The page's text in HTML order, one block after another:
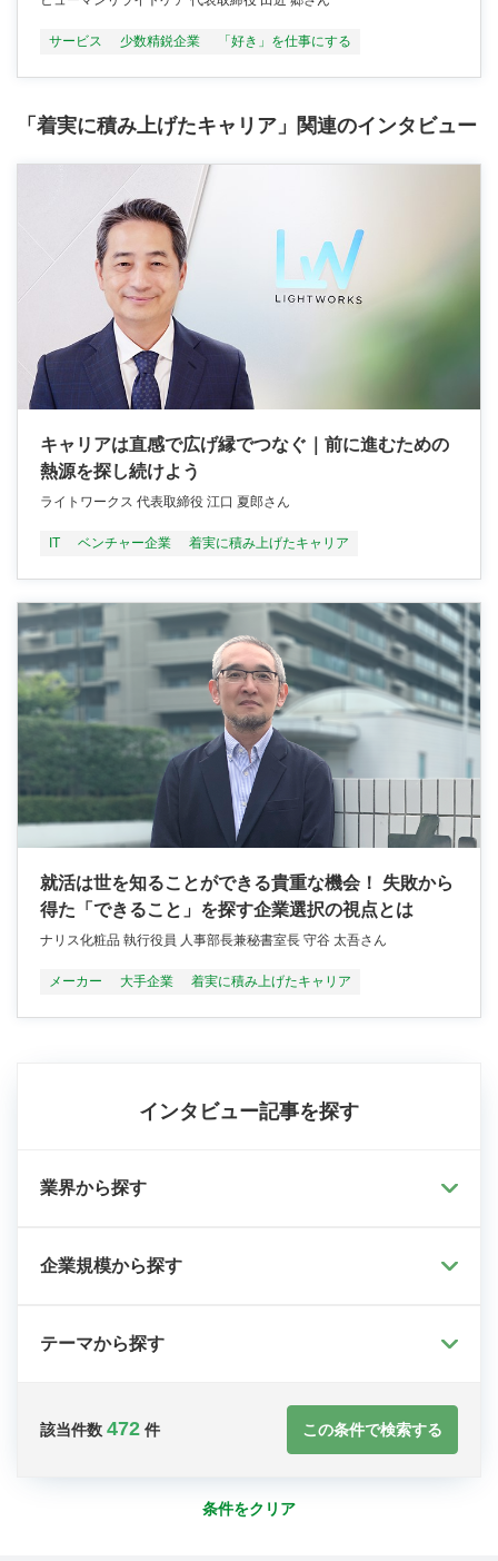
サービス 少数精鋭企業 「好き」を仕事にする
「着実に積み上げたキャリア」関連のインタビュー
キャリアは直感で広げ縁でつなぐ｜前に進むための
熱源を探し続けよう
ライトワークス 代表取締役 江口 夏郎さん
IT ベンチャー企業 着実に積み上げたキャリア
就活は世を知ることができる貴重な機会！ 失敗から
得た「できること」を探す企業選択の視点とは
ナリス化粧品 執行役員 人事部長兼秘書室長 守谷 太吾さん
メーカー 大手企業 着実に積み上げたキャリア
インタビュー記事を探す
業界から探す
企業規模から探す
テーマから探す
該当件数 472 件 この条件で検索する
条件をクリア